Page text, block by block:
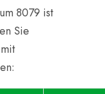
8079 ist
Sie